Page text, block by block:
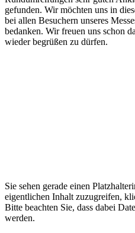
gefunden. Wir möchten uns in
bei allen Besuchern unseres
bedanken. Wir freuen uns schon
wieder begrüßen zu dürfen.
Sie sehen gerade einen
eigentlichen Inhalt zuzugreifen,
Bitte beachten Sie, dass dabei
werden.